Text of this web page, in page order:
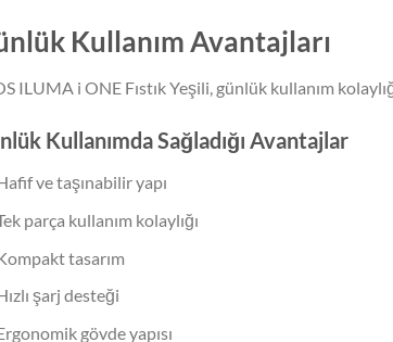
Kullanım Avantajları
ILUMA i ONE Fıstık Yeşili, günlük kullanım
Kullanımda Sağladığı Avantajlar
ve taşınabilir yapı
parça kullanım kolaylığı
tasarım
şarj desteği
gövde yapısı